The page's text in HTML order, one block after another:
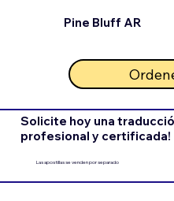
Pine Bluff AR
Solicite hoy una
profesional y certificada!
Las apostillas se venden por separado